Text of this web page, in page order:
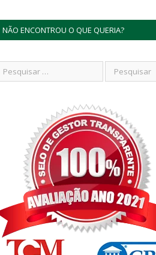
NÃO ENCONTROU O QUE QUERIA?